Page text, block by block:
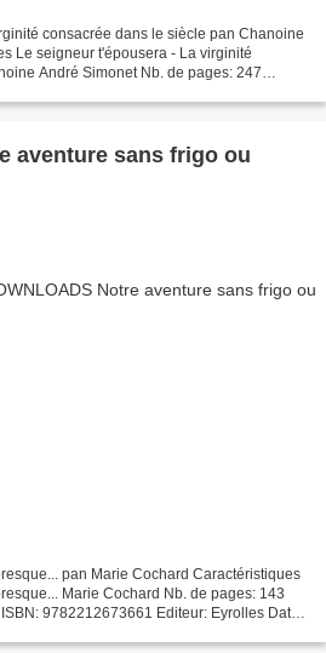
consacrée dans le siècle pan Chanoine
Le seigneur t'épousera - La virginité
André Simonet Nb. de pages: 247
aventure sans frigo ou
pan Marie Cochard Caractéristiques
Marie Cochard Nb. de pages: 143
9782212673661 Editeur: Eyrolles Date